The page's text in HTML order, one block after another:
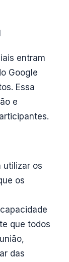
entram
Google
Essa
e
utilizar os
os
que todos
das